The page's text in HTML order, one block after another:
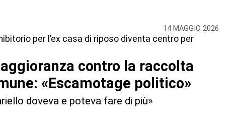
14 MAGGIO 2026
per l’ex casa di riposo diventa centro per
contro la raccolta
«Escamotage politico»
doveva e poteva fare di più»